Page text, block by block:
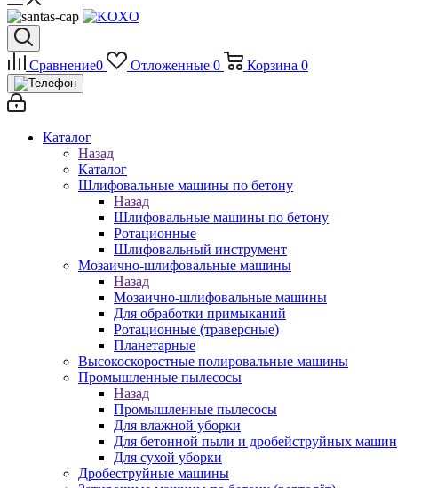
Сравнение0 Отложенные 0 Корзина 0
Каталог
Назад
Каталог
Шлифовальные машины по бетону
Назад
Шлифовальные машины по бетону
Ротационные
Шлифовальный инструмент
Мозаично-шлифовальные машины
Назад
Мозаично-шлифовальные машины
Для обработки примыканий
Ротационные (траверсные)
Планетарные
Высокоскоростные полировальные машины
Промышленные пылесосы
Назад
Промышленные пылесосы
Для влажной уборки
Для бетонной пыли и дробейструйных машин
Для сухой уборки
Дробеструйные машины